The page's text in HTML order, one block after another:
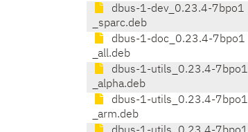
dbus-1-dev_0.23.4-7bpo1
_sparc.deb
dbus-1-doc_0.23.4-7bpo1
_all.deb
dbus-1-utils_0.23.4-7bpo1
_alpha.deb
dbus-1-utils_0.23.4-7bpo1
_arm.deb